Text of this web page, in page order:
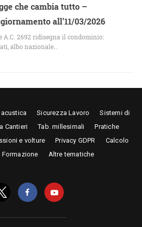
che cambia tutto –
all’11/03/2026
A.C. 2692 ridisegna il condominio:
albo nazionale…
Sicurezza Lavoro
Sistemi di
Cantieri Tab. millesimali
Pratiche
e volture Privacy GDPR
Calcolo
Formazione Altre tematiche